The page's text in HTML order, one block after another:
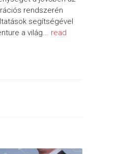
rendszerén
segítségével
a világ... read